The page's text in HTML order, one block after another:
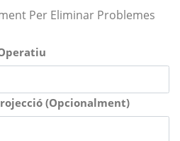
Per Eliminar Problemes
(Opcionalment)